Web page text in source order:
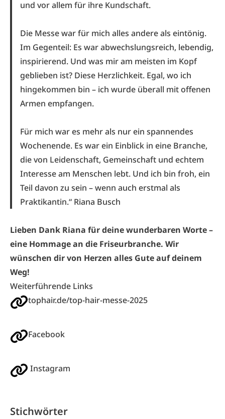
und vor allem für ihre Kundschaft.
Die Messe war für mich alles andere als eintönig.
Im Gegenteil: Es war abwechslungsreich, lebendig,
inspirierend. Und was mir am meisten im Kopf
geblieben ist? Diese Herzlichkeit. Egal, wo ich
hingekommen bin – ich wurde überall mit offenen
Armen empfangen.
Für mich war es mehr als nur ein spannendes
Wochenende. Es war ein Einblick in eine Branche,
die von Leidenschaft, Gemeinschaft und echtem
Interesse am Menschen lebt. Und ich bin froh, ein
Teil davon zu sein – wenn auch erstmal als
Praktikantin.“ Riana Busch
Lieben Dank Riana für deine wunderbaren Worte –
eine Hommage an die Friseurbranche. Wir
wünschen dir von Herzen alles Gute auf deinem
Weg!
Weiterführende Links
tophair.de/top-hair-messe-2025
Facebook
Instagram
Stichwörter